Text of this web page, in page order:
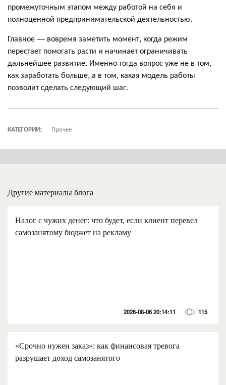
промежуточным этапом между работой на себя и
полноценной предпринимательской деятельностью.
Главное — вовремя заметить момент, когда режим
перестает помогать расти и начинает ограничивать
дальнейшее развитие. Именно тогда вопрос уже не в том,
как заработать больше, а в том, какая модель работы
позволит сделать следующий шаг.
КАТЕГОРИИ: Прочее
Другие материалы блога
Налог с чужих денег: что будет, если клиент перевел
самозанятому бюджет на рекламу
2026-08-06 20:14:11 115
«Срочно нужен заказ»: как финансовая тревога
разрушает доход самозанятого